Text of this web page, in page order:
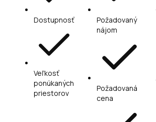
Dostupnosť
Veľkosť
ponúkaných
priestorov
Požadovaný
nájom
Požadovaná
cena